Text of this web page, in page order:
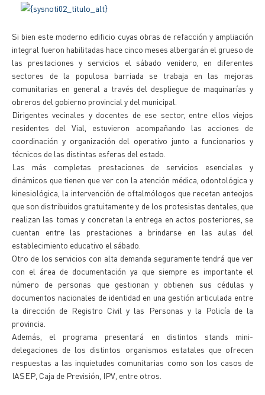
Si bien este moderno edificio cuyas obras de refacción y ampliación
integral fueron habilitadas hace cinco meses albergarán el grueso de
las prestaciones y servicios el sábado venidero, en diferentes
sectores de la populosa barriada se trabaja en las mejoras
comunitarias en general a través del despliegue de maquinarías y
obreros del gobierno provincial y del municipal.
Dirigentes vecinales y docentes de ese sector, entre ellos viejos
residentes del Vial, estuvieron acompañando las acciones de
coordinación y organización del operativo junto a funcionarios y
técnicos de las distintas esferas del estado.
Las más completas prestaciones de servicios esenciales y
dinámicos que tienen que ver con la atención médica, odontológica y
kinesiológica, la intervención de oftalmólogos que recetan anteojos
que son distribuidos gratuitamente y de los protesistas dentales, que
realizan las tomas y concretan la entrega en actos posteriores, se
cuentan entre las prestaciones a brindarse en las aulas del
establecimiento educativo el sábado.
Otro de los servicios con alta demanda seguramente tendrá que ver
con el área de documentación ya que siempre es importante el
número de personas que gestionan y obtienen sus cédulas y
documentos nacionales de identidad en una gestión articulada entre
la dirección de Registro Civil y las Personas y la Policía de la
provincia.
Además, el programa presentará en distintos stands mini-
delegaciones de los distintos organismos estatales que ofrecen
respuestas a las inquietudes comunitarias como son los casos de
IASEP, Caja de Previsión, IPV, entre otros.